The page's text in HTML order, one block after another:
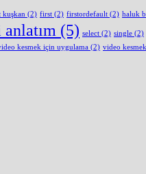
kuşkan (2) first (2) firstordefault (2) haluk
(5) select (2) single (2)
kesmek için uygulama (2) video kesmek